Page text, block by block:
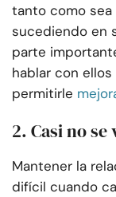
tanto como
sucediendo en
parte
hablar con ellos
permitirle
2. Casi no se
Mantener la
difícil cuando